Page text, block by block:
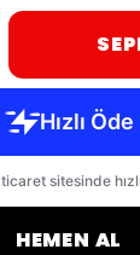
HEMEN AL